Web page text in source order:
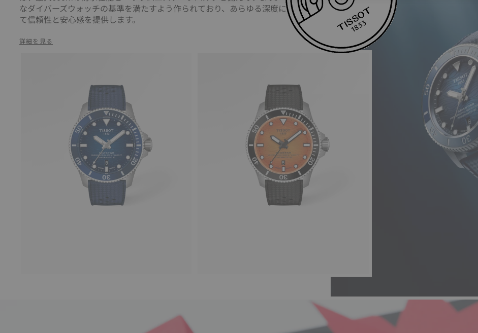
なダイバーズウォッチの基準を満たすよう作られており、あらゆる深度におい
て信頼性と安心感を提供します。
詳細を見る